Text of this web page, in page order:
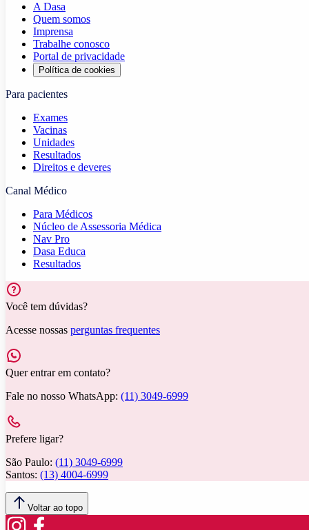
A Dasa
Quem somos
Imprensa
Trabalhe conosco
Portal de privacidade
Política de cookies
Para pacientes
Exames
Vacinas
Unidades
Resultados
Direitos e deveres
Canal Médico
Para Médicos
Núcleo de Assessoria Médica
Nav Pro
Dasa Educa
Resultados
Você tem dúvidas?
Acesse nossas perguntas frequentes
Quer entrar em contato?
Fale no nosso WhatsApp: (11) 3049-6999
Prefere ligar?
São Paulo: (11) 3049-6999
Santos: (13) 4004-6999
Voltar ao topo